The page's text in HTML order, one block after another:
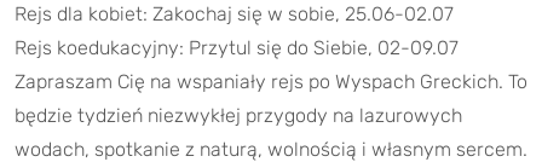
Rejs dla kobiet: Zakochaj się w sobie, 25.06-02.07
Rejs koedukacyjny: Przytul się do Siebie, 02-09.07
Zapraszam Cię na wspaniały rejs po Wyspach Greckich. To
będzie tydzień niezwykłej przygody na lazurowych
wodach, spotkanie z naturą, wolnością i własnym sercem.